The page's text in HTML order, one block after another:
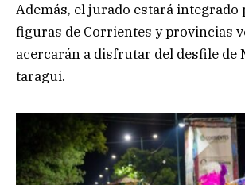
Además, el jurado estará integrado
figuras de Corrientes y provincias
acercarán a disfrutar del desfile de
taragui.